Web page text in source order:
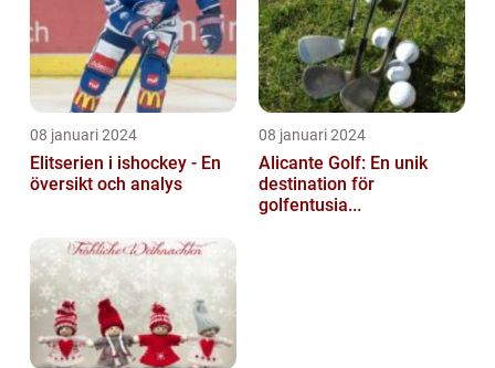
08 januari 2024
Elitserien i ishockey - En
översikt och analys
08 januari 2024
Alicante Golf: En unik
destination för
golfentusia...